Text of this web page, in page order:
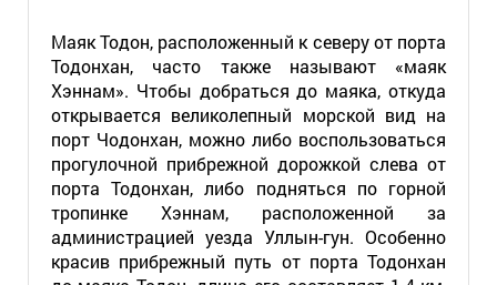
Маяк Тодон, расположенный к северу от порта
Тодонхан, часто также называют «маяк
Хэннам». Чтобы добраться до маяка, откуда
открывается великолепный морской вид на
порт Чодонхан, можно либо воспользоваться
прогулочной прибрежной дорожкой слева от
порта Тодонхан, либо подняться по горной
тропинке Хэннам, расположенной за
администрацией уезда Уллын-гун. Особенно
красив прибрежный путь от порта Тодонхан